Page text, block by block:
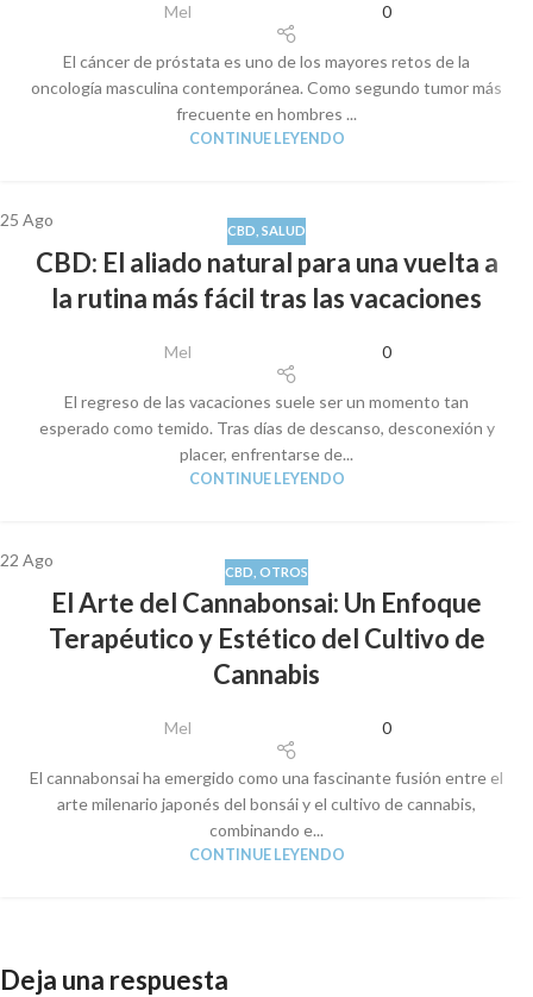
Mel 0
El cáncer de próstata es uno de los mayores retos de la
oncología masculina contemporánea. Como segundo tumor más
frecuente en hombres ...
CONTINUE LEYENDO
25 Ago
CBD SALUD
CBD: El aliado natural para una vuelta a
la rutina más fácil tras las vacaciones
Mel 0
El regreso de las vacaciones suele ser un momento tan
esperado como temido. Tras días de descanso, desconexión y
placer, enfrentarse de...
CONTINUE LEYENDO
22 Ago
CBD OTROS
El Arte del Cannabonsai: Un Enfoque
Terapéutico y Estético del Cultivo de
Cannabis
Mel 0
El cannabonsai ha emergido como una fascinante fusión entre el
arte milenario japonés del bonsái y el cultivo de cannabis,
combinando e...
CONTINUE LEYENDO
Deja una respuesta